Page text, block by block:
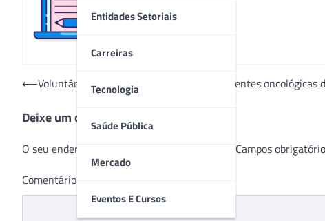
Entidades Setoriais
Carreiras
Tecnologia
Saúde Pública
Mercado
Eventos E Cursos
Navegação
Post
⟵Voluntários entregam kits de beleza à pacientes oncológicas
Deixe um comentário
O seu endereço de e-mail não será publicado. Campos
Comentário